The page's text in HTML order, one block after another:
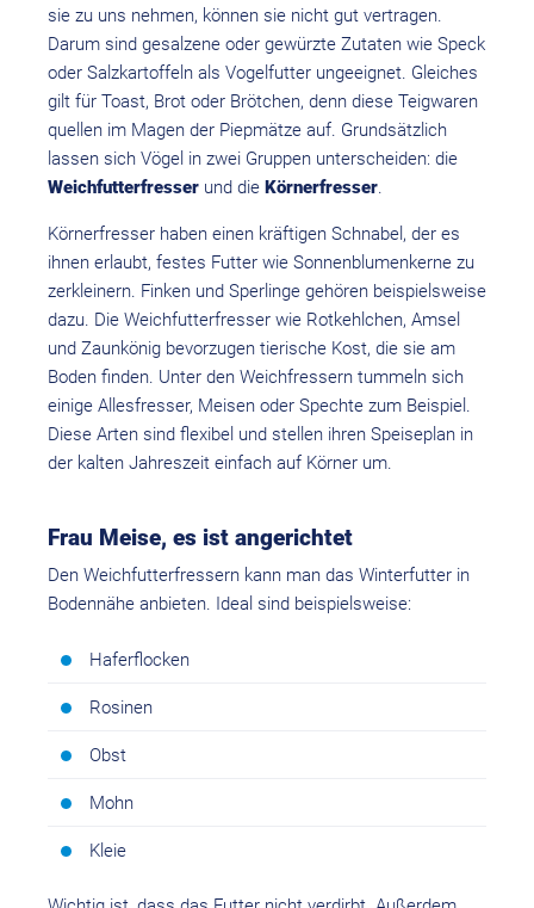
sie zu uns nehmen, können sie nicht gut vertragen.
Darum sind gesalzene oder gewürzte Zutaten wie Speck
oder Salzkartoffeln als Vogelfutter ungeeignet. Gleiches
gilt für Toast, Brot oder Brötchen, denn diese Teigwaren
quellen im Magen der Piepmätze auf. Grundsätzlich
lassen sich Vögel in zwei Gruppen unterscheiden: die
Weichfutterfresser und die Körnerfresser.
Körnerfresser haben einen kräftigen Schnabel, der es
ihnen erlaubt, festes Futter wie Sonnenblumenkerne zu
zerkleinern. Finken und Sperlinge gehören beispielsweise
dazu. Die Weichfutterfresser wie Rotkehlchen, Amsel
und Zaunkönig bevorzugen tierische Kost, die sie am
Boden finden. Unter den Weichfressern tummeln sich
einige Allesfresser, Meisen oder Spechte zum Beispiel.
Diese Arten sind flexibel und stellen ihren Speiseplan in
der kalten Jahreszeit einfach auf Körner um.
Frau Meise, es ist angerichtet
Den Weichfutterfressern kann man das Winterfutter in
Bodennähe anbieten. Ideal sind beispielsweise:
Haferflocken
Rosinen
Obst
Mohn
Kleie